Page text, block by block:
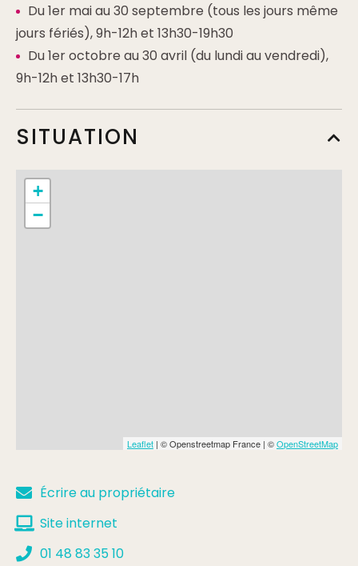
Du 1er mai au 30 septembre (tous les jours même
jours fériés), 9h-12h et 13h30-19h30
Du 1er octobre au 30 avril (du lundi au vendredi),
9h-12h et 13h30-17h
SITUATION
+
−
Leaflet | © Openstreetmap France | ©OpenStreetMap
Écrire au propriétaire
Site internet
01 48 83 35 10